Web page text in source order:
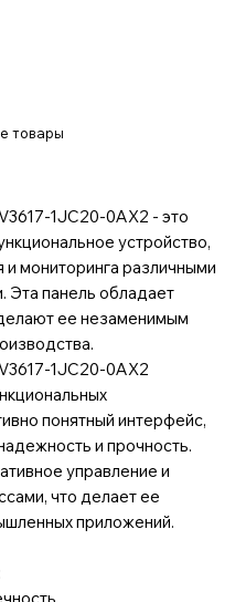
товары
1JC20-0AX2 - это
устройство,
мониторинга различными
Эта панель обладает
ее незаменимым
1JC20-0AX2
понятный интерфейс,
и прочность.
управление и
что делает ее
приложений.